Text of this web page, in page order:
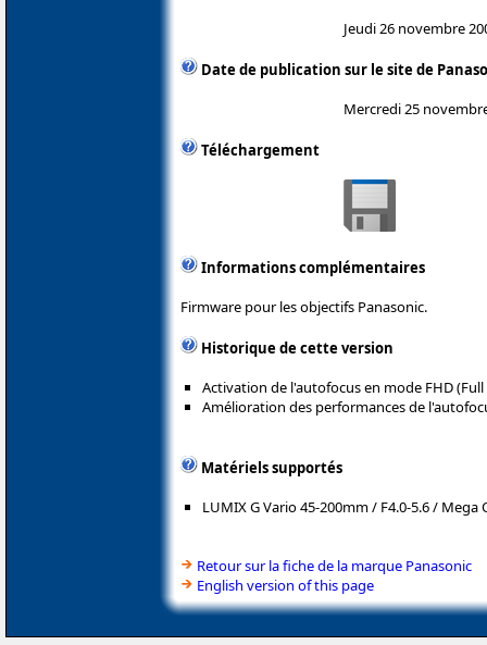
Jeudi 26 novembre
Date de publication sur le site de
Mercredi 25
Téléchargement
Informations complémentaires
Firmware pour les objectifs Panasonic.
Historique de cette version
Activation de l'autofocus en mode FHD (Full
Amélioration des performances de
Matériels supportés
LUMIX G Vario 45-200mm / F4.0-5.6 / Mega
Retour sur la fiche de la marque Panasonic
English version of this page